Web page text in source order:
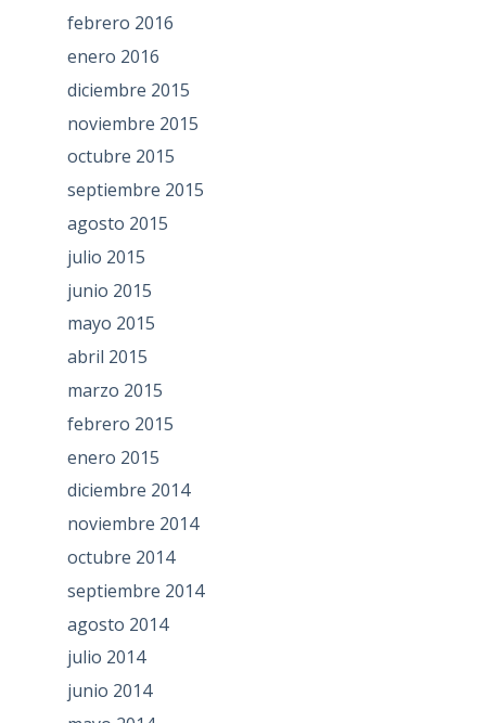
febrero 2016
enero 2016
diciembre 2015
noviembre 2015
octubre 2015
septiembre 2015
agosto 2015
julio 2015
junio 2015
mayo 2015
abril 2015
marzo 2015
febrero 2015
enero 2015
diciembre 2014
noviembre 2014
octubre 2014
septiembre 2014
agosto 2014
julio 2014
junio 2014